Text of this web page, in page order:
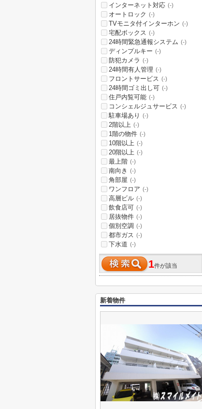
インターネット対応 (-)
オートロック (-)
TVモニタ付インターホン (-)
宅配ボックス (-)
24時間緊急通報システム (-)
ディンプルキー (-)
防犯カメラ (-)
24時間有人管理 (-)
フロントサービス (-)
24時間ゴミ出し可 (-)
住戸内覧可能 (-)
コンシェルジュサービス (-)
駐車場あり (-)
2階以上 (-)
1階の物件 (-)
10階以上 (-)
20階以上 (-)
最上階 (-)
南向き (-)
角部屋 (-)
ワンフロア (-)
高層ビル (-)
飲食店可 (-)
居抜物件 (-)
個別空調 (-)
都市ガス (-)
下水道 (-)
1件が該当
新着物件